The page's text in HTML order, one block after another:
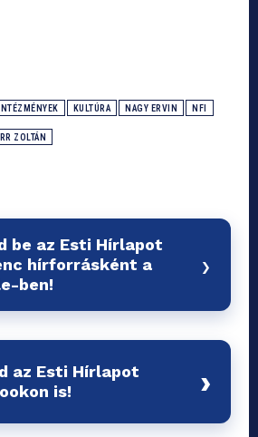
KULTÚRA NAGY ERVIN NFI
ZOLTÁN
be az Esti Hírlapot
hírforrásként a
ben!
›
az Esti Hírlapot
is!
›